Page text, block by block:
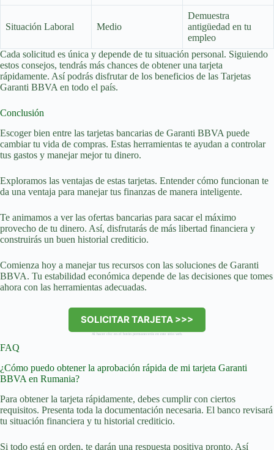
Situación Laboral Medio
Demuestra
antigüedad en tu
empleo
Cada solicitud es única y depende de tu situación personal. Siguiendo
estos consejos, tendrás más chances de obtener una tarjeta
rápidamente. Así podrás disfrutar de los beneficios de las Tarjetas
Garanti BBVA en todo el país.
Conclusión
Escoger bien entre las tarjetas bancarias de Garanti BBVA puede
cambiar tu vida de compras. Estas herramientas te ayudan a controlar
tus gastos y manejar mejor tu dinero.
Exploramos las ventajas de estas tarjetas. Entender cómo funcionan te
da una ventaja para manejar tus finanzas de manera inteligente.
Te animamos a ver las ofertas bancarias para sacar el máximo
provecho de tu dinero. Así, disfrutarás de más libertad financiera y
construirás un buen historial crediticio.
Comienza hoy a manejar tus recursos con las soluciones de Garanti
BBVA. Tu estabilidad económica depende de las decisiones que tomes
ahora con las herramientas adecuadas.
SOLICITAR TARJETA >>>
Al hacer clic en el botón permanecerás en este sitio web.
FAQ
¿Cómo puedo obtener la aprobación rápida de mi tarjeta Garanti
BBVA en Rumania?
Para obtener la tarjeta rápidamente, debes cumplir con ciertos
requisitos. Presenta toda la documentación necesaria. El banco revisará
tu situación financiera y tu historial crediticio.
Si todo está en orden, te darán una respuesta positiva pronto. Así